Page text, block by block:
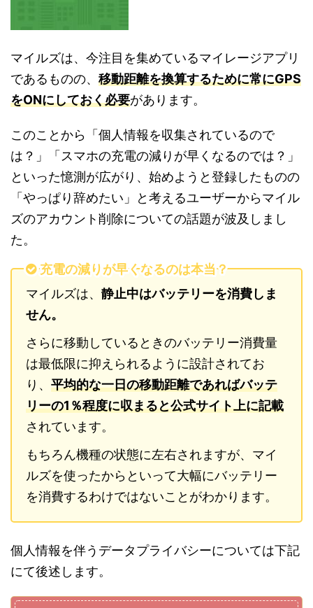
マイルズは、今注目を集めているマイレージアプリ
であるものの、 移動距離を換算するために常にGPS
をONにしておく必要があります。
このことから「個人情報を収集されているので
は？」「スマホの充電の減りが早くなるのでは？」
といった憶測が広がり、始めようと登録したものの
「やっぱり辞めたい」と考えるユーザーからマイル
ズのアカウント削除についての話題が波及しまし
た。
充電の減りが早くなるのは本当？
マイルズは、 静止中はバッテリーを消費しま
せん。
さらに移動しているときのバッテリー消費量
は最低限に抑えられるように設計されてお
り、 平均的な一日の移動距離であればバッテ
リーの1％程度に収まると公式サイト上に記載
されています。
もちろん機種の状態に左右されますが、マイ
ルズを使ったからといって大幅にバッテリー
を消費するわけではないことがわかります。
個人情報を伴うデータプライバシーについては下記
にて後述します。